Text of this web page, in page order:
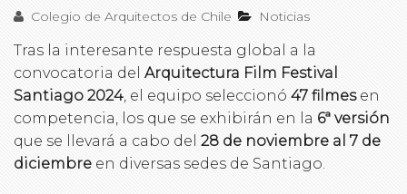
Colegio de Arquitectos de Chile Noticias
Tras la interesante respuesta global a la
convocatoria del Arquitectura Film Festival
Santiago 2024 , el equipo seleccionó 47 filmesen
competencia, los que se exhibirán en la 6ª versión
que se llevará a cabo del 28 de noviembre al 7 de
diciembre en diversas sedes de Santiago.